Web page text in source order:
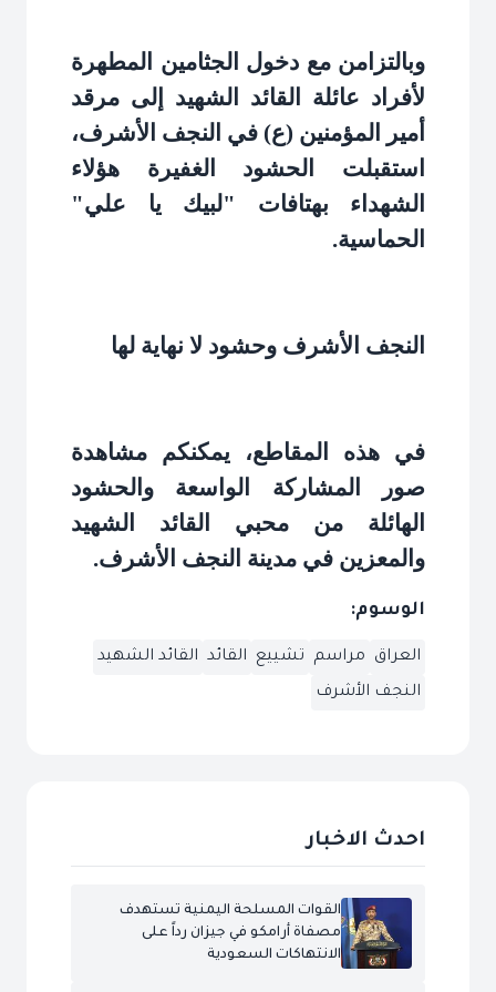
وبالتزامن مع دخول الجثامين المطهرة
لأفراد عائلة القائد الشهيد إلى مرقد
أمير المؤمنين (ع) في النجف الأشرف،
استقبلت الحشود الغفيرة هؤلاء
الشهداء بهتافات "لبيك يا علي"
الحماسية.
النجف الأشرف وحشود لا نهاية لها
في هذه المقاطع، يمكنكم مشاهدة
صور المشاركة الواسعة والحشود
الهائلة من محبي القائد الشهيد
والمعزين في مدينة النجف الأشرف.
الوسوم:
العراق مراسم تشييع القائد القائد الشهيد
النجف الأشرف
احدث الاخبار
القوات المسلحة اليمنية تستهدف
مصفاة أرامكو في جيزان رداً على
الانتهاكات السعودية